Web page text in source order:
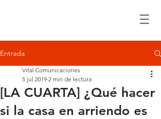
Entrada
[LA CUARTA] ¿Qué hacer
si la casa en arriendo es
Vital Comunicaciones
5 jul 2019 2 min de lectura